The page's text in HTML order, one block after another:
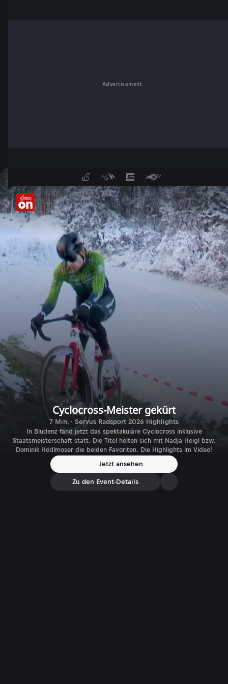
Advertisement
Cyclocross-Meister gekürt -
Cyclocross-Meister gekürt
7 Min. · Servus Radsport 2026 Highlights
In Bludenz fand jetzt das spektakuläre Cyclocross inklusive
Staatsmeisterschaft statt. Die Titel holten sich mit Nadja Heigl bzw.
Dominik Hödlmoser die beiden Favoriten. Die Highlights im Video!
Jetzt ansehen
Zu den Event-Details